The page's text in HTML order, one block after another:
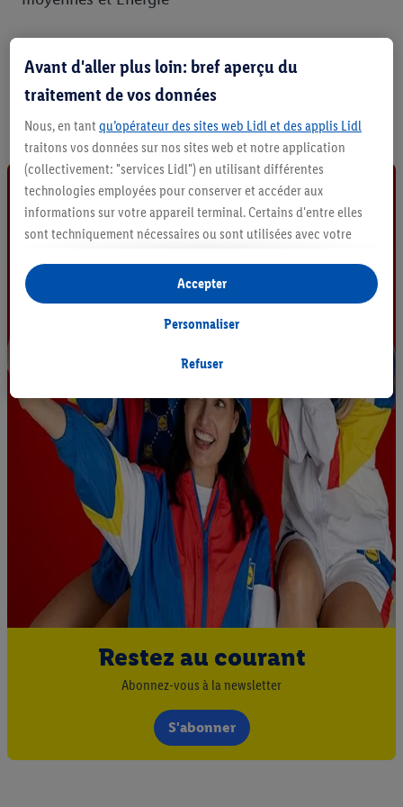
Cette déclaration a été préparée le 20/06/2025.
Dernière révision de la déclaration : 05/05/2026.
Restez au courant
Abonnez-vous à la newsletter
S'abonner
Avant d'aller plus loin: bref aperçu du
traitement de vos données
Nous, en tant qu’opérateur des sites web Lidl et des applis Lidl
traitons vos données sur nos sites web et notre application
(collectivement: "services Lidl") en utilisant différentes
technologies employées pour conserver et accéder aux
informations sur votre appareil terminal. Certains d'entre elles
sont techniquement nécessaires ou sont utilisées avec votre
des statistiques ou pour des publicités personnalisées au sein
et en dehors des services Lidl. Si vous participez au programme
Lidl Plus, les données issues de votre comportement d’achat en
Si vous donnez consentement ici à des fins de publicités
connectez à votre compte Lidl Plus existant, nous et notre
partenaire Criteo S.A pouvons également créer un identifiant en
ligne spécial à partir de l’adresse e-mail fournie ici afin de
pouvoir vous reconnaître dans les services exploités par des
tiers et pour afficher des publicités personnalisées. À cette fin,
votre adresse e-mail hachée peut également être fusionnée
avec d’autres identifiants ou identifiants qui vous sont
attribués et dont dispose Criteo S.A.
Sous réserve de votre accord, les publicités liées au reciblage,
c’est-à-dire des publicités pour des produits pour lesquels vous
avez montré de l’intérêt (par exemple en plaçant le produit dans
également être affichées sur plusieurs apppareils et plusieurs
services de Lidl si plusieurs terminaux ou plusieurs services de
Lidl peuvent vous être attribués en utilisant votre adresse e-
mail hachée et, le cas échéant, d’autres identifiants/identifiants
Refuser
Personnaliser
Accepter